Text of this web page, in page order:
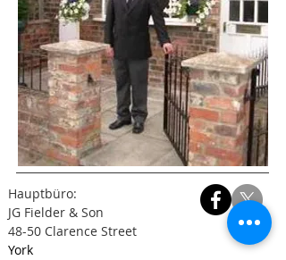
Hauptbüro:
JG Fielder & Son
48-50 Clarence Street
York